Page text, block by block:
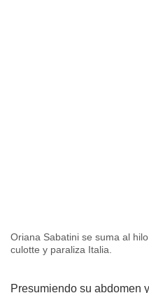
Oriana Sabatini se suma al
culotte y paraliza Italia.
Presumiendo su abdomen